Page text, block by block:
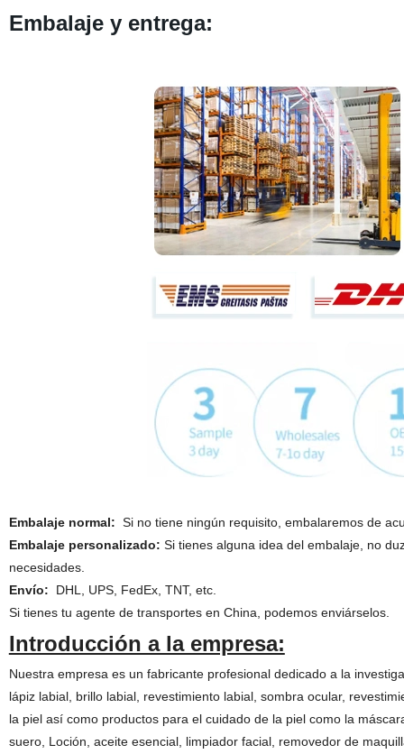
Embalaje y entrega:
Embalaje normal: Si no tiene ningún requisito, embalaremos de
Embalaje personalizado: Si tienes alguna idea del embalaje, no
necesidades.
Envío:
DHL, UPS, FedEx, TNT, etc.
Si tienes tu agente de transportes en China, podemos enviárselos.
Introducción a la empresa:
Nuestra empresa es un fabricante profesional dedicado a la
lápiz labial, brillo labial, revestimiento labial, sombra ocular,
la piel así como productos para el cuidado de la piel como la
suero, Loción, aceite esencial, limpiador facial, removedor de